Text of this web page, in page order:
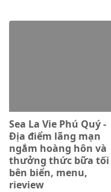
Sea La Vie Phú Quý -
Địa điểm lãng mạn
ngắm hoàng hôn và
thưởng thức bữa tối
bên biển, menu,
rieview